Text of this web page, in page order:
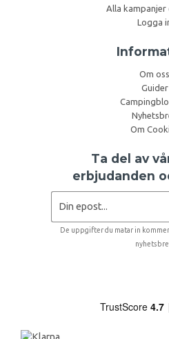
Alla kampanjer
Logga
Om oss
Guider
Om
Ta del av
erbjudanden
De uppgifter du matar in